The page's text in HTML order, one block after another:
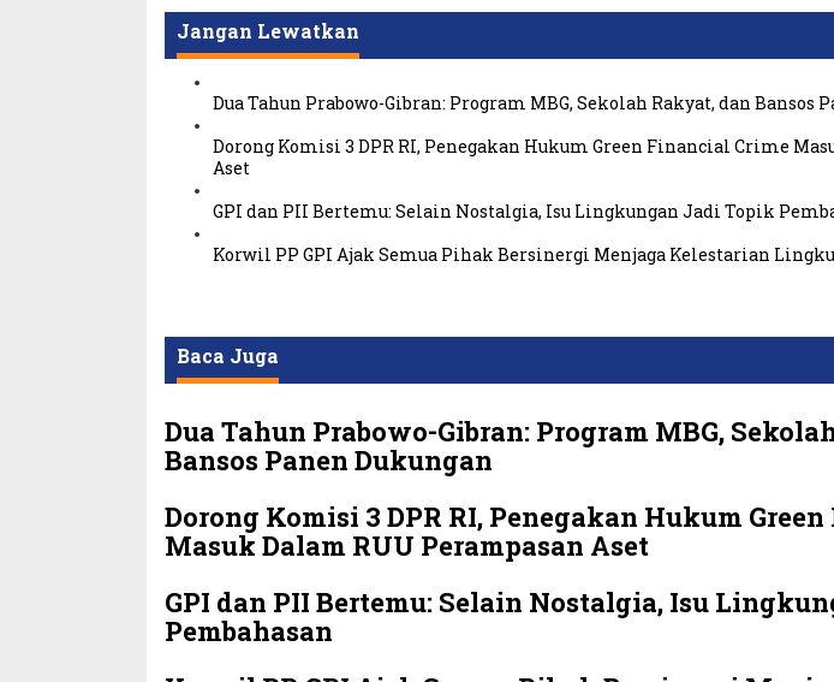
Jangan Lewatkan
Dua Tahun Prabowo-Gibran: Program MBG, Sekolah Rakyat, dan Bansos
Dorong Komisi 3 DPR RI, Penegakan Hukum Green Financial Crime
Aset
GPI dan PII Bertemu: Selain Nostalgia, Isu Lingkungan Jadi Topik
Korwil PP GPI Ajak Semua Pihak Bersinergi Menjaga Kelestarian
Baca Juga
Dua Tahun Prabowo-Gibran: Program MBG,
Bansos Panen Dukungan
Dorong Komisi 3 DPR RI, Penegakan Hukum
Masuk Dalam RUU Perampasan Aset
GPI dan PII Bertemu: Selain Nostalgia, Isu
Pembahasan